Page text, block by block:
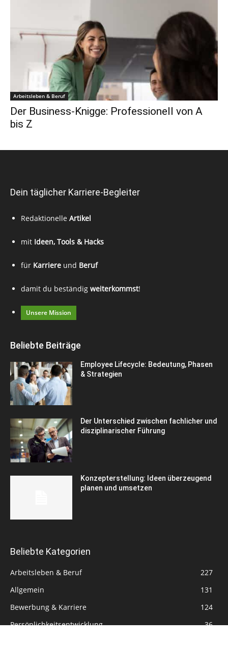
Arbeitsleben & Beruf
Der Business-Knigge: Professionell von A
bis Z
Dein täglicher Karriere-Begleiter
Redaktionelle Artikel
mit Ideen, Tools & Hacks
für Karriere und Beruf
damit du beständig weiterkommst!
Unsere Mission
Beliebte Beiträge
Employee Lifecycle: Bedeutung, Phasen
& Strategien
Der Unterschied zwischen fachlicher und
disziplinarischer Führung
Konzepterstellung: Ideen überzeugend
planen und umsetzen
Beliebte Kategorien
Arbeitsleben & Beruf
227
Allgemein
131
Bewerbung & Karriere
124
Persönlichkeitsentwicklung
36